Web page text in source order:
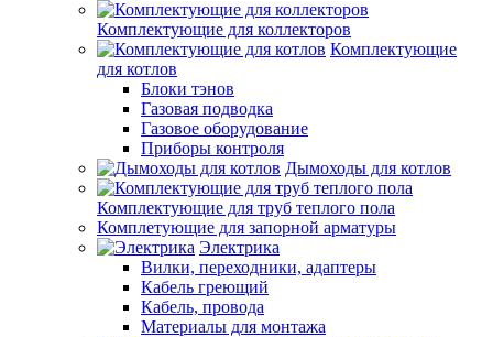
Комплектующие для коллекторов
Комплектующие
для котлов
Блоки тэнов
Газовая подводка
Газовое оборудование
Приборы контроля
Дымоходы для котлов
Комплектующие для труб теплого пола
Комплетующие для запорной арматуры
Электрика
Вилки, переходники, адаптеры
Кабель греющий
Кабель, провода
Материалы для монтажа